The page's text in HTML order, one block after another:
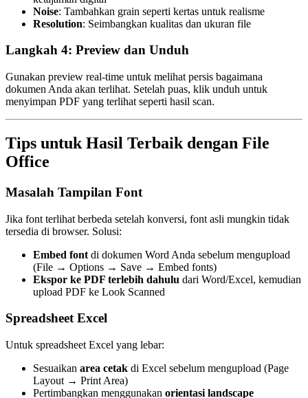
Noise: Tambahkan grain seperti kertas untuk realisme
Resolution: Seimbangkan kualitas dan ukuran file
Langkah 4: Preview dan Unduh
Gunakan preview real-time untuk melihat persis bagaimana
dokumen Anda akan terlihat. Setelah puas, klik unduh untuk
menyimpan PDF yang terlihat seperti hasil scan.
Tips untuk Hasil Terbaik dengan File
Office
Masalah Tampilan Font
Jika font terlihat berbeda setelah konversi, font asli mungkin tidak
tersedia di browser. Solusi:
Embed font di dokumen Word Anda sebelum mengupload
(File → Options → Save → Embed fonts)
Ekspor ke PDF terlebih dahulu dari Word/Excel, kemudian
upload PDF ke Look Scanned
Spreadsheet Excel
Untuk spreadsheet Excel yang lebar:
Sesuaikan area cetak di Excel sebelum mengupload (Page
Layout → Print Area)
Pertimbangkan menggunakan orientasi landscape